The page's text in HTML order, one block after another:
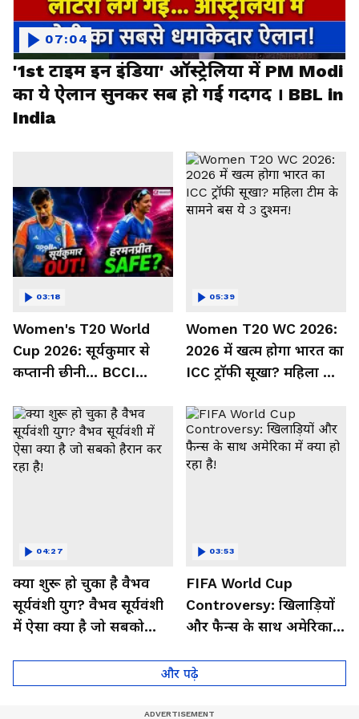
'1st टाइम इन इंडिया' ऑस्ट्रेलिया में PM Modi
का ये ऐलान सुनकर सब हो गई गदगद । BBL in
India
07:04
Women's T20 World
Cup 2026: सूर्यकुमार से
कप्तानी छीनी... BCCI
03:18
Women T20 WC 2026:
2026 में खत्म होगा भारत का
ICC ट्रॉफी सूखा? महिला टीम
05:39
क्या शुरू हो चुका है वैभव
सूर्यवंशी युग? वैभव सूर्यवंशी
में ऐसा क्या है जो सबको
04:27
FIFA World Cup
Controversy: खिलाड़ियों
और फैन्स के साथ अमेरिका में
03:53
और पढ़े